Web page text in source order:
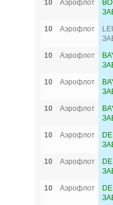
10
Аэрофлот
10
Аэрофлот
10
Аэрофлот
10
Аэрофлот
10
Аэрофлот
10
Аэрофлот
10
Аэрофлот
10
Аэрофлот